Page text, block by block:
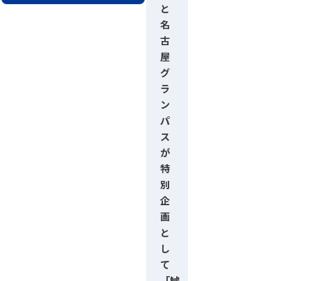
と
名
古
屋
グ
ラ
ン
パ
ス
が
特
別
企
画
と
し
て